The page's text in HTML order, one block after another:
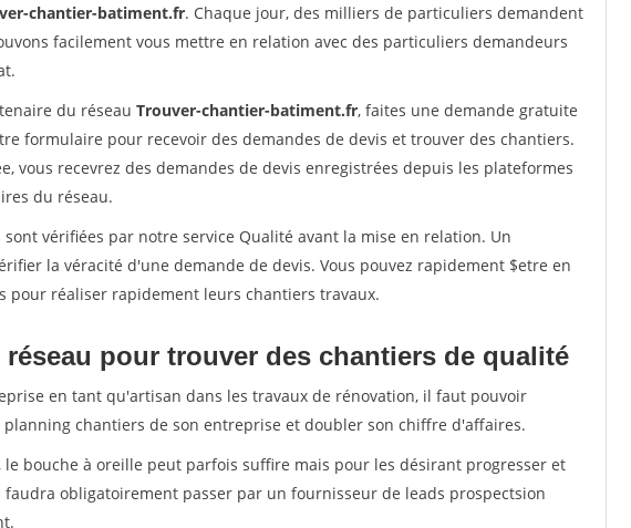
chantier-batiment.fr. Chaque jour, des milliers de particuliers demandent
facilement vous mettre en relation avec des particuliers demandeurs
du réseau Trouver-chantier-batiment.fr, faites une demande gratuite
formulaire pour recevoir des demandes de devis et trouver des chantiers.
vous recevrez des demandes de devis enregistrées depuis les plateformes
du réseau.
vérifiées par notre service Qualité avant la mise en relation. Un
la véracité d'une demande de devis. Vous pouvez rapidement $etre en
pour réaliser rapidement leurs chantiers travaux.
pour trouver des chantiers de qualité
en tant qu'artisan dans les travaux de rénovation, il faut pouvoir
chantiers de son entreprise et doubler son chiffre d'affaires.
le bouche à oreille peut parfois suffire mais pour les désirant progresser et
obligatoirement passer par un fournisseur de leads prospectsion